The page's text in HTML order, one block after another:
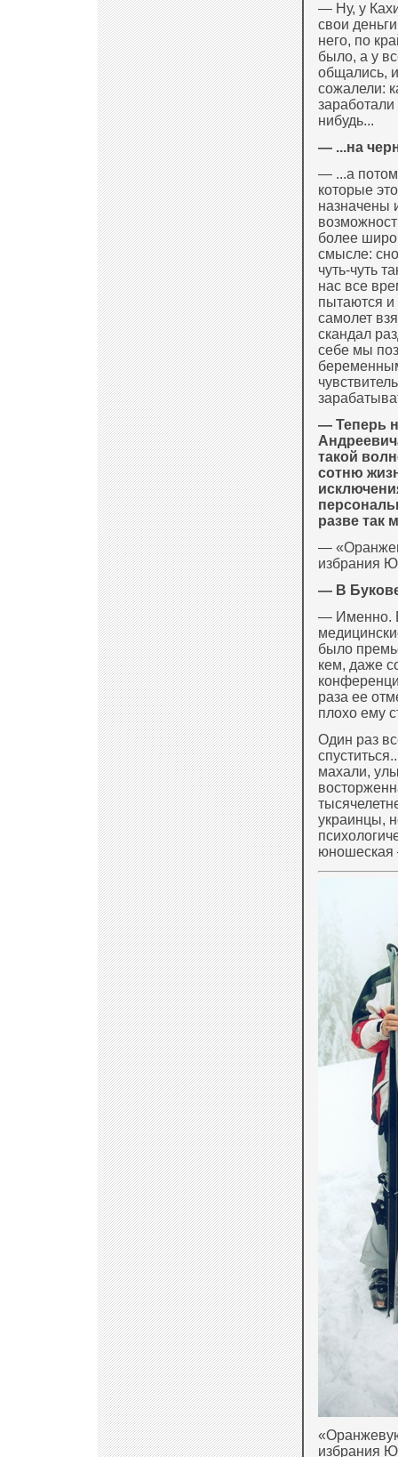
— Ну, у
свои
него, по
было, а у
общались,
сожалели:
нибудь...
— ...на
— ...а потом
которые
назначены
более
смысле:
чуть-чуть
нас все
пытаются и
самолет
скандал
себе мы
— Теперь
такой
сотню
разве так
—
избрания
— В
— Именно.
было
кем, даже
раза ее
плохо ему
Один раз
махали,
украинцы,
юношеская
избрания